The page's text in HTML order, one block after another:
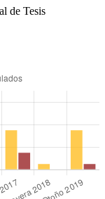
de Tesis